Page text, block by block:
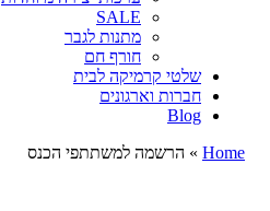
SALE
מתנות לגבר
חורף חם
שלטי קרמיקה לבית
חברות וארגונים
Blog
Home
» הרשמה למשתתפי הכנס